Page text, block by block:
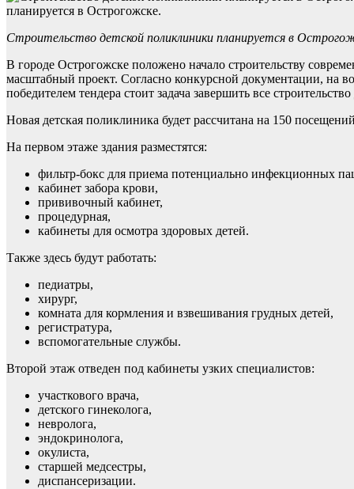
планируется в Острогожске.
Строительство детской поликлиники планируется в
В городе Острогожске положено начало строительству
масштабный проект. Согласно конкурсной документации, на
победителем тендера стоит задача завершить все
Новая детская поликлиника будет рассчитана на 150
На первом этаже здания разместятся:
фильтр-бокс для приема потенциально инфекционных
кабинет забора крови,
прививочный кабинет,
процедурная,
кабинеты для осмотра здоровых детей.
Также здесь будут работать:
педиатры,
хирург,
комната для кормления и взвешивания грудных детей,
регистратура,
вспомогательные службы.
Второй этаж отведен под кабинеты узких специалистов:
участкового врача,
детского гинеколога,
невролога,
эндокринолога,
окулиста,
старшей медсестры,
диспансеризации.